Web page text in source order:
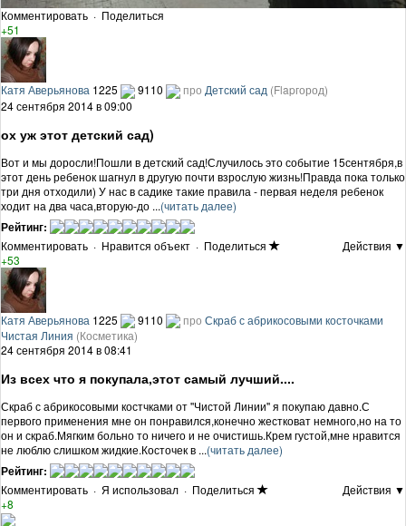
Комментировать · Поделиться
+51
Катя Аверьянова 1225 9110 про Детский сад (Flapгород)
24 сентября 2014 в 09:00
ох уж этот детский сад)
Вот и мы доросли!Пошли в детский сад!Случилось это событие 15сентября,в
этот день ребенок шагнул в другую почти взрослую жизнь!Правда пока только
три дня отходили) У нас в садике такие правила - первая неделя ребенок
ходит на два часа,вторую-до ...(читать далее)
Рейтинг:
Комментировать · Нравится объект · Поделиться
Действия ▼
+53
Катя Аверьянова 1225 9110 про Скраб с абрикосовыми косточками
Чистая Линия (Косметика)
24 сентября 2014 в 08:41
Из всех что я покупала,этот самый лучший....
Скраб с абрикосовыми костчками от ''Чистой Линии'' я покупаю давно.С
первого применения мне он понравился,конечно жестковат немного,но на то
он и скраб.Мягким больно то ничего и не очистишь.Крем густой,мне нравится
не люблю слишком жидкие.Косточек в ...(читать далее)
Рейтинг:
Комментировать · Я использовал · Поделиться
Действия ▼
+8